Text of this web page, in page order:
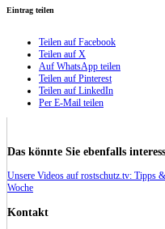
Eintrag teilen
Teilen auf Facebook
Teilen auf X
Auf WhatsApp teilen
Teilen auf Pinterest
Teilen auf LinkedIn
Per E-Mail teilen
Das könnte Sie ebenfalls
Unsere Videos auf rostschutz.tv: Tipps
Woche
Kontakt